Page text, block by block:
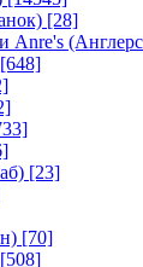
[28]
Anre's
[648]
[23]
[70]
[508]